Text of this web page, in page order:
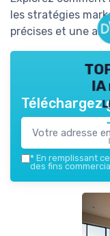
les stratégies
précises et une
IA
* En remplissant
des fins